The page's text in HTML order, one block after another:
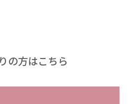
り の方はこち ら